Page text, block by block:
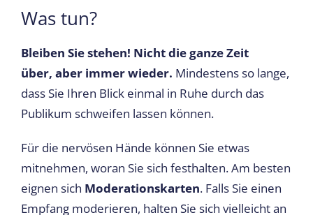
Was tun?
Bleiben Sie stehen! Nicht die ganze Zeit
über, aber immer wieder. Mindestens so lange,
dass Sie Ihren Blick einmal in Ruhe durch das
Publikum schweifen lassen können.
Für die nervösen Hände können Sie etwas
mitnehmen, woran Sie sich festhalten. Am besten
eignen sich Moderationskarten. Falls Sie einen
Empfang moderieren, halten Sie sich vielleicht an